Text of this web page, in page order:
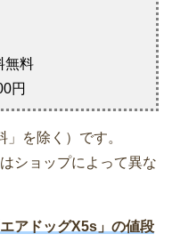
無料
円
を除く）です。
ショップによって異な
アドッグX5s」の値段